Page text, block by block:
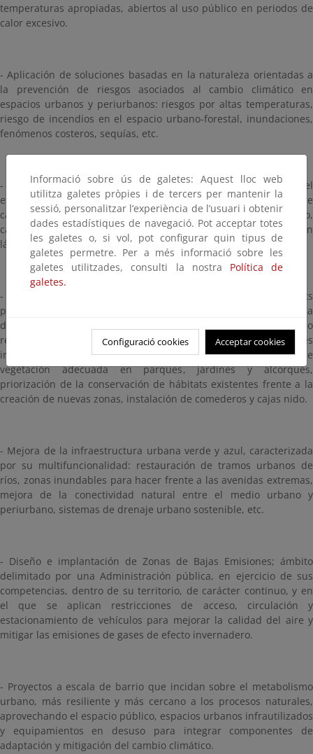
temperaturas apropiadas, abiertos al uso público en periodos de
calor excesivo.
- Aplicación de soluciones basadas en la naturaleza orientadas a
la prevención de riesgos asociados al cambio climático en
espacios urbanos y periurbanos: riesgos por altas temperaturas,
riesgo de incendios en el espacio urbano-forestal, inundaciones,
fenómenos costeros, sequías, etc.
- Intervenciones en espacios públicos orientadas a atenuar el
efecto isla de calor urbana (sombreado natural o artificial de
calles y plazas, reducción de la impermeabilidad del suelo,
captación de aguas pluviales, creación de microclimas con
láminas de agua, aplicación de soluciones bioclimáticas, etc.)
- Incremento de la biodiversidad urbana y mejora de los hábitats
para la vida silvestre: aumento de zonas verdes urbanas y mejora
de hábitats, jardines verticales, tejados verdes, restauración o
rehabilitación de zonas húmedas, hábitats para polinizadores
incluyendo refugios para las especies nidificantes y presencia de
vegetación adecuada en parques, jardines y alcorques,
priorización de la conservación de hábitats existentes frente a la
creación de nuevas zonas, instalación de comederos y cajas nido.
- Mejora de la infraestructura urbana verde y azul, caracterizada
por su multifuncionalidad: restauración de tramos urbanos de
ríos, zonas inundables para hacer frente a las avenidas extremas,
mejora de la conectividad natural entre el medio urbano y
periurbano, sistemas de drenaje urbano sostenible, etc.
- Diseño e implantación de Zonas de Bajas Emisiones; ámbito
delimitado por una Administración pública, en ejercicio de sus
competencias, dentro de su territorio, de carácter continuo, y en
el que se aplican restricciones de acceso, circulación y
estacionamiento de vehículos para mejorar la calidad del aire y
mitigar las emisiones de gases de efecto invernadero.
- Proyectos a escala de barrio que incidan sobre el metabolismo
urbano, más resiliente y más cercano a los procesos naturales,
aprovechando el espacio público, espacios urbanos infrautilizados
y equipamientos en desuso para integrar componentes de
adaptación y mitigación del cambio climático.
Informació sobre ús de galetes: Aquest lloc web
utilitza galetes pròpies i de tercers per mantenir la
sessió, personalitzar l’experiència de l’usuari i obtenir
dades estadístiques de navegació. Pot acceptar totes
les galetes o, si vol, pot configurar quin tipus de
galetes permetre. Per a més informació sobre les
galetes utilitzades, consulti la nostra Política de
galetes.
Configuració cookies Acceptar cookies